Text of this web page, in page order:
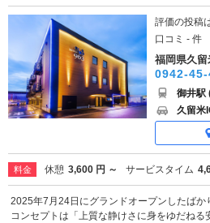
評価の投稿
口コミ - 件
福岡県久
0942-
御井駅
久留米
料金 休憩 3,600 円 ～ サービスタイム
2025年7月24日にグランドオープンしたばか
コンセプトは「上質な静けさに身をゆだね